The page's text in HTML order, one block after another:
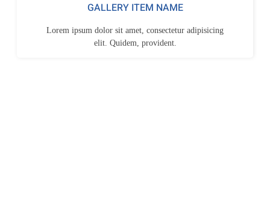
GALLERY ITEM NAME
Lorem ipsum dolor sit amet, consectetur adipisicing
elit. Quidem, provident.